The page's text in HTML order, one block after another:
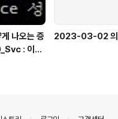
나오는 증
: 이미
2023-03-02 의